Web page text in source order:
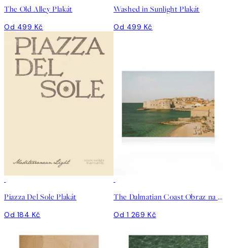
The Old Alley Plakát
Od 499 Kč
Washed in Sunlight Plakát
Od 499 Kč
Piazza Del Sole Plakát
Od 184 Kč
The Dalmatian Coast Obraz na plátně
Od 1 269 Kč